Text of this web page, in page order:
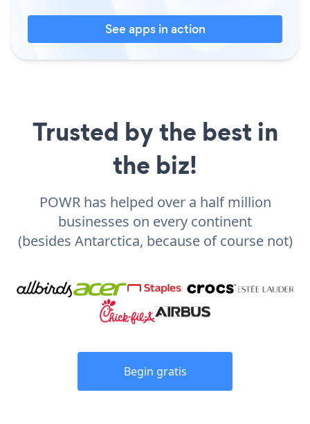
See apps in action
Trusted by the best in
the biz!
POWR has helped over a half million
businesses on every continent
(besides Antarctica, because of course not)
Begin gratis